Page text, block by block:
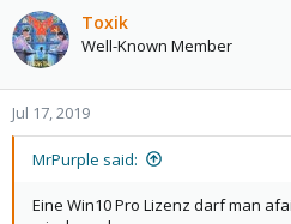
Toxik
Well-Known Member
Jul 17, 2019
MrPurple said:
Eine Win10 Pro Lizenz darf man